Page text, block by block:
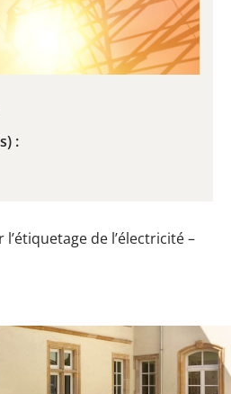
:
l’étiquetage de l’électricité​​ –